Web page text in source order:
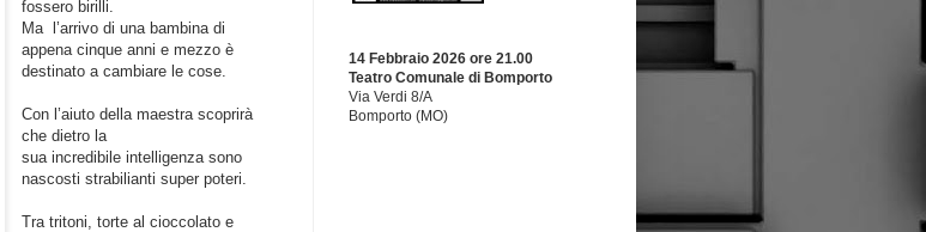
fossero birilli.
Ma l’arrivo di una bambina di
appena cinque anni e mezzo è
destinato a cambiare le cose.
Con l’aiuto della maestra scoprirà
che dietro la
sua incredibile intelligenza sono
nascosti strabilianti super poteri.
Tra tritoni, torte al cioccolato e
14 Febbraio 2026 ore 21.00
Teatro Comunale di Bomporto
Via Verdi 8/A
Bomporto (MO)